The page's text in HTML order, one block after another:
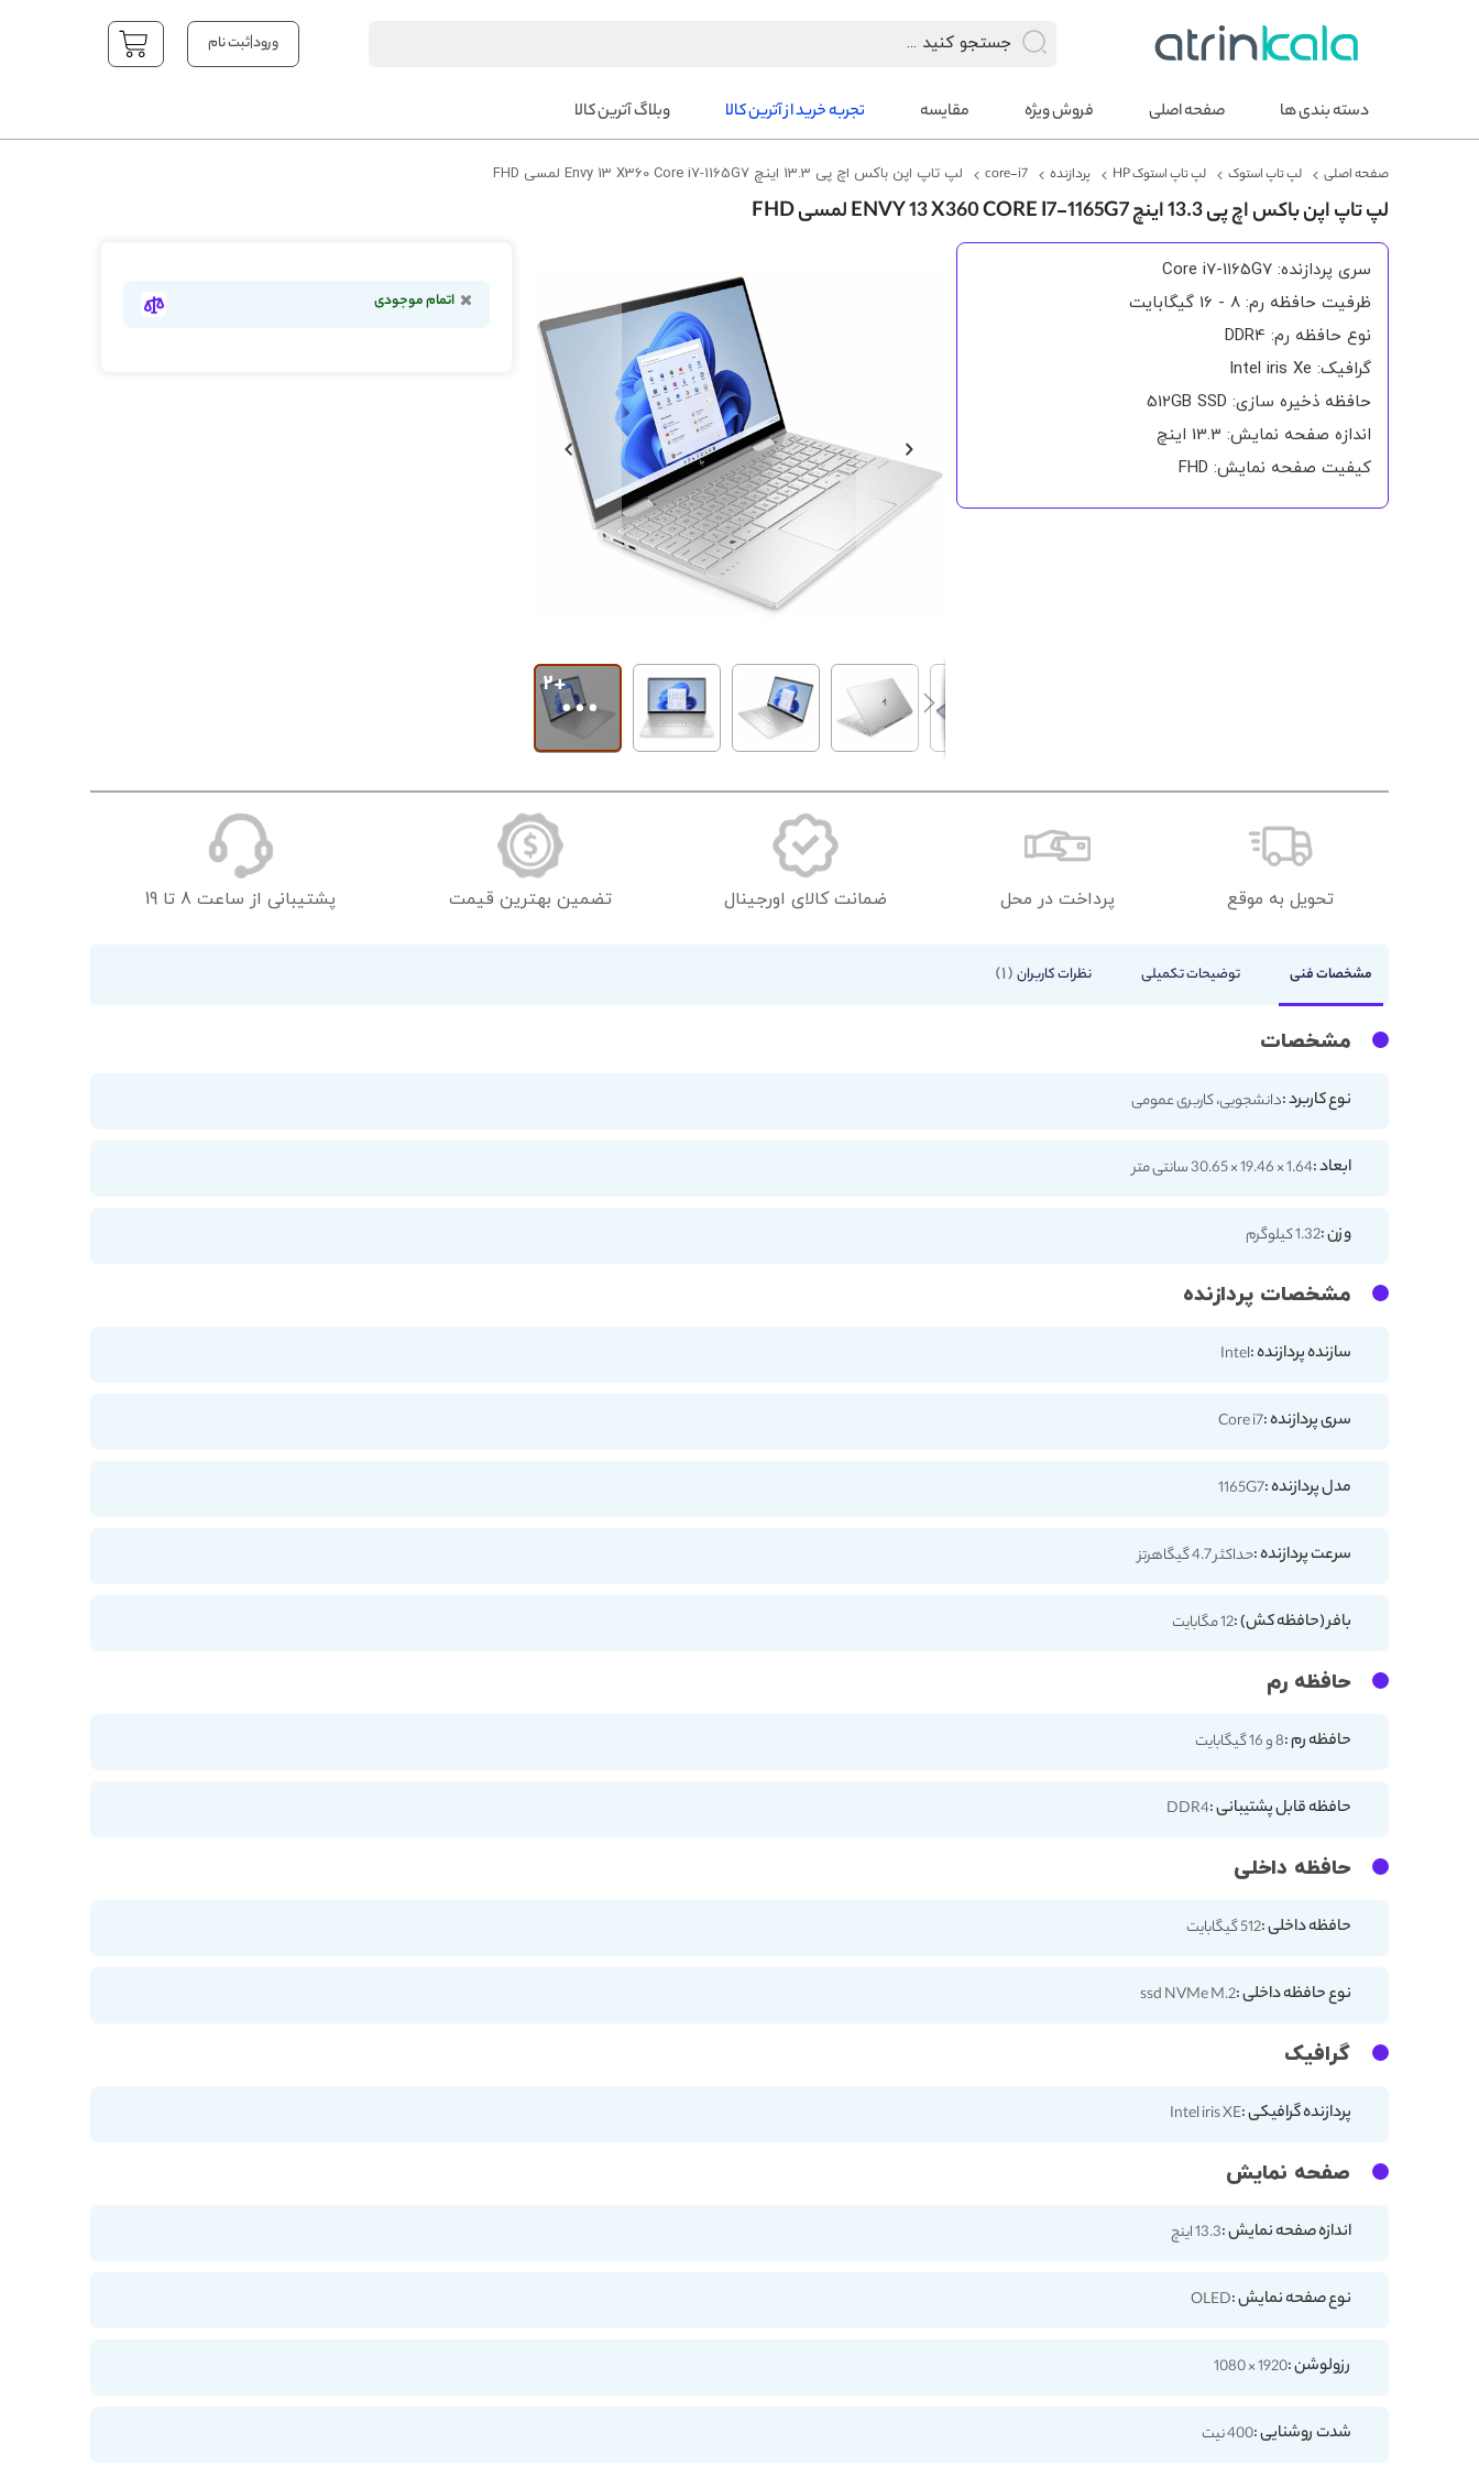
ورود|ثبت نام
YOUR CART
دسته بندی ها
صفحه اصلی فروش ویژه مقایسه تجربه خرید از آترین کالا وبلاگ آترین کالا
صفحه اصلی لپ تاپ استوک لپ تاپ استوک HP پردازنده core-i7 لپ تاپ اپن باکس اچ پی 13.3 اینچ Envy 13 X360 Core i7-1165G7 لمسی FHD
لپ تاپ اپن باکس اچ پی 13.3 اینچ ENVY 13 X360 CORE I7-1165G7 لمسی FHD
سری پردازنده: Core i7-1165G7
ظرفیت حافظه رم: 8 - 16 گیگابایت
نوع حافظه رم: DDR4
گرافیک: Intel iris Xe
حافظه ذخیره سازی: 512GB SSD
اندازه صفحه نمایش: 13.3 اینچ
کیفیت صفحه نمایش: FHD
به
اتمام موجودی
تحویل به موقع پرداخت در محل ضمانت کالای اورجینال تضمین بهترین قیمت پشتیبانی از ساعت 8 تا 19
مشخصات فنی توضیحات تکمیلی نظرات کاربران 1
مشخصات
نوع کاربرد :دانشجویی، کاربری عمومی
ابعاد :1.64 × 19.46 × 30.65 سانتی متر
وزن :1.32 کیلوگرم
مشخصات پردازنده
سازنده پردازنده :Intel
سری پردازنده :Core i7
مدل پردازنده :1165G7
سرعت پردازنده :حداکثر 4.7 گیگاهرتز
بافر (حافظه کش) :12 مگابایت
حافظه رم
حافظه رم :8 و 16 گیگابایت
حافظه قابل پشتیبانی :DDR4
حافظه داخلی
حافظه داخلی :512 گیگابایت
نوع حافظه داخلی :ssd NVMe M.2
گرافیک
پردازنده گرافیکی :Intel iris XE
صفحه نمایش
اندازه صفحه نمایش :13.3 اینچ
نوع صفحه نمایش :OLED
رزولوشن :1920 × 1080
شدت روشنایی :400 نیت